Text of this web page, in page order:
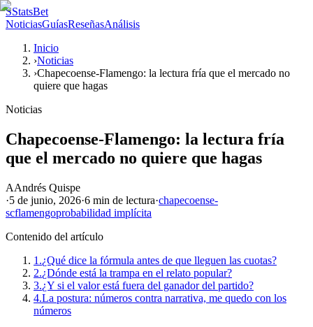
SStatsBet
NoticiasGuíasReseñasAnálisis
Inicio
›Noticias
›Chapecoense-Flamengo: la lectura fría que el mercado no
quiere que hagas
Noticias
Chapecoense-Flamengo: la lectura fría
que el mercado no quiere que hagas
AAndrés Quispe
·5 de junio, 2026·6 min de lectura·chapecoense-
scflamengoprobabilidad implícita
Contenido del artículo
1.¿Qué dice la fórmula antes de que lleguen las cuotas?
2.¿Dónde está la trampa en el relato popular?
3.¿Y si el valor está fuera del ganador del partido?
4.La postura: números contra narrativa, me quedo con los
números